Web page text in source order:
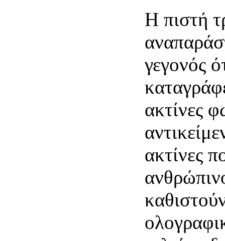
Η πιστή
γεγονός
ακτίνες
ακτίνες